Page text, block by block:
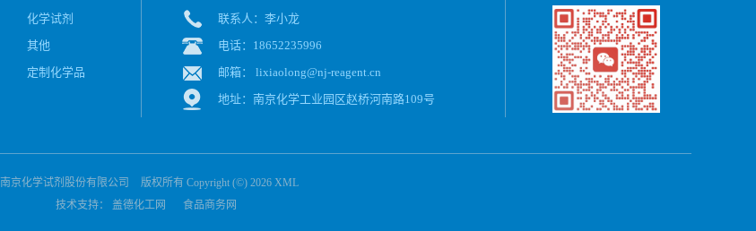
化学试剂
其他
定制化学品
联系人：李小龙
电话：18652235996
邮箱： lixiaolong@nj-reagent.cn
地址：南京化学工业园区赵桥河南路109号
南京化学试剂股份有限公司 版权所有 Copyright (©) 2026 XML
技术支持： 盖德化工网 食品商务网